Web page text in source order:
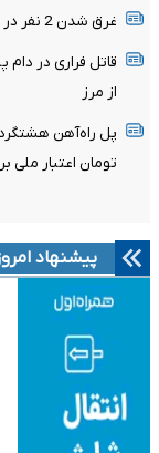
غرق شدن 2 نفر در رودخانه گاماسیاب شهرستان هرسین
قاتل فراری در
از مرز
تومان اعتبار ملی
پیشنهاد